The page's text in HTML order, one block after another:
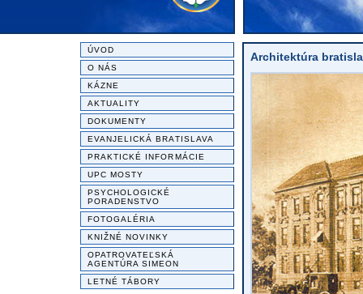
ÚVOD
O NÁS
KÁZNE
AKTUALITY
DOKUMENTY
EVANJELICKÁ BRATISLAVA
PRAKTICKÉ INFORMÁCIE
UPC MOSTY
PSYCHOLOGICKÉ
PORADENSTVO
FOTOGALÉRIA
KNIŽNÉ NOVINKY
OPATROVATEĽSKÁ
AGENTÚRA SIMEON
LETNÉ TÁBORY
Architektúra